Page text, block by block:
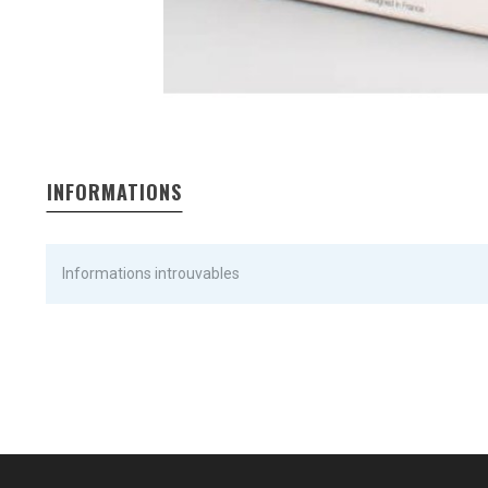
INFORMATIONS
Informations introuvables